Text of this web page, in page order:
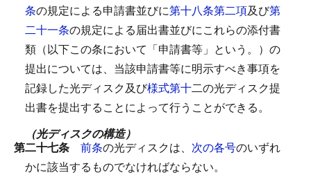
条の規定による申請書並びに第十八条第二項及び第
二十一条の規定による届出書並びにこれらの添付書
類（以下この条において「申請書等」という。）の
提出については、当該申請書等に明示すべき事項を
記録した光ディスク及び様式第十二の光ディスク提
出書を提出することによって行うことができる。
（光ディスクの構造）
第二十七条 前条の光ディスクは、 次の各号のいずれ
かに該当するものでなければならない。